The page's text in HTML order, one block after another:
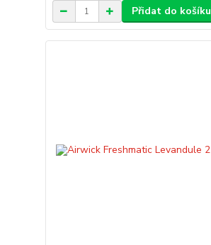
Přidat do košíku